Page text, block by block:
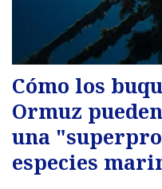
Cómo los
Ormuz
una
especies